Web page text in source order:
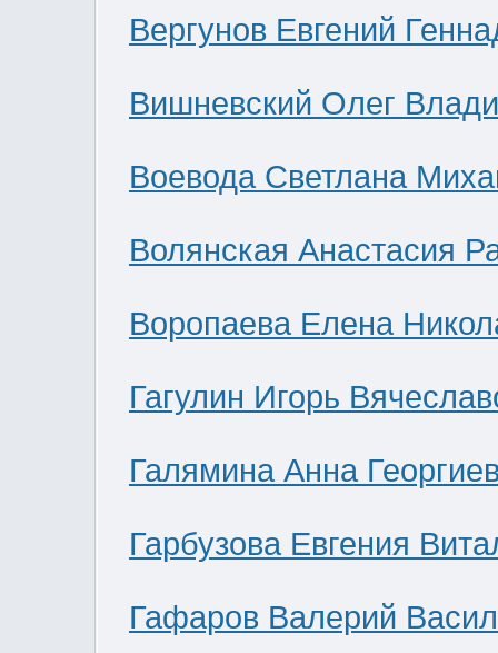
Вергунов Евгений
Вишневский Олег
Воевода Светлана
Волянская Анастасия
Воропаева Елена
Гагулин Игорь
Галямина Анна
Гарбузова Евгения
Гафаров Валерий